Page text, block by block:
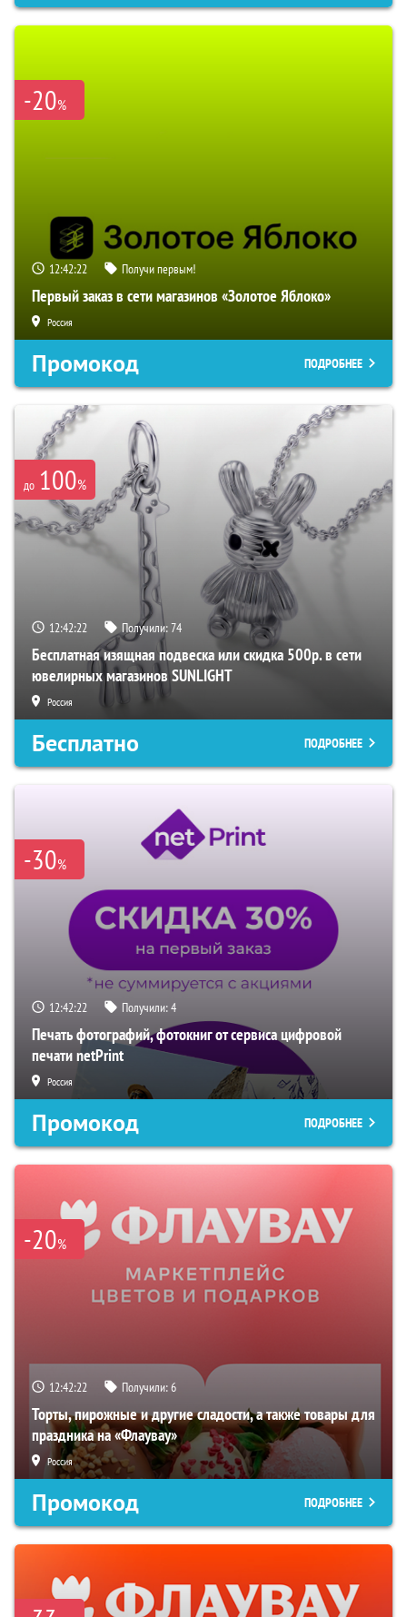
-20%
12:42:20 Получи первым!
Первый заказ в сети магазинов «Золотое Яблоко»
Россия
Промокод ПОДРОБНЕЕ
до 100%
12:42:20 Получили:74
Бесплатная изящная подвеска или скидка 500р. в сети
ювелирных магазинов SUNLIGHT
Россия
Бесплатно ПОДРОБНЕЕ
-30%
12:42:20 Получили:4
Печать фотографий, фотокниг от сервиса цифровой
печати netPrint
Россия
Промокод ПОДРОБНЕЕ
-20%
12:42:20 Получили:6
Торты, пирожные и другие сладости, а также товары для
праздника на «Флаувау»
Россия
Промокод ПОДРОБНЕЕ